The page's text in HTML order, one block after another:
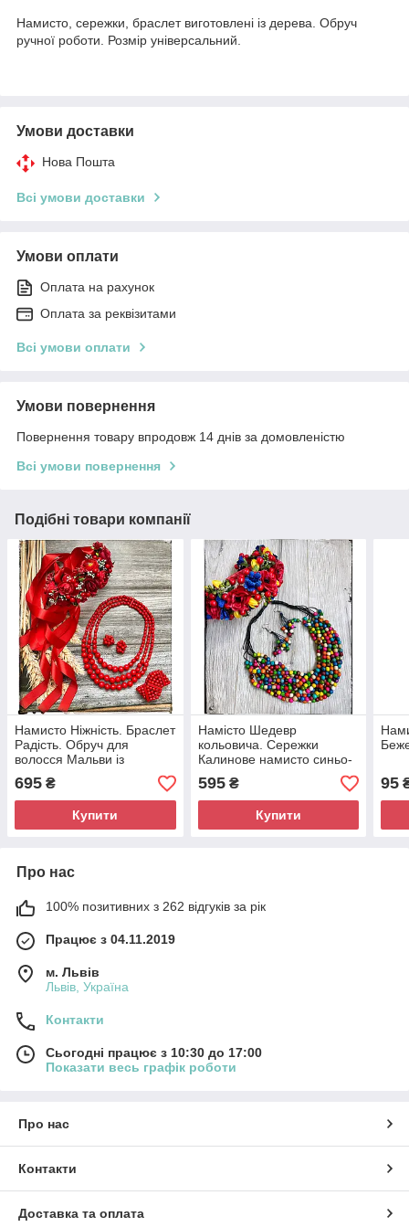
Намисто, сережки, браслет виготовлені із дерева. Обруч
ручної роботи. Розмір універсальний.
Умови доставки
Нова Пошта
Всі умови доставки
Умови оплати
Оплата на рахунок
Оплата за реквізитами
Всі умови оплати
Умови повернення
Повернення товару впродовж 14 днів за домовленістю
Всі умови повернення
Подібні товари компанії
Намисто Ніжність. Браслет
Радість. Обруч для
волосся Мальви із
стрічками. Сережки
Водограй.
695 ₴
Купити
Намісто Шедевр
кольовича. Сережки
Калинове намисто синьо-
кольорові. Обруч Феєрія
кольоровий.
595₴
Купити
95
Про нас
100% позитивних з 262 відгуків за рік
Працює з 04.11.2019
м. Львів
Львів, Україна
Контакти
Сьогодні працює з 10:30 до 17:00
Показати весь графік роботи
Про нас
Контакти
Доставка та оплата